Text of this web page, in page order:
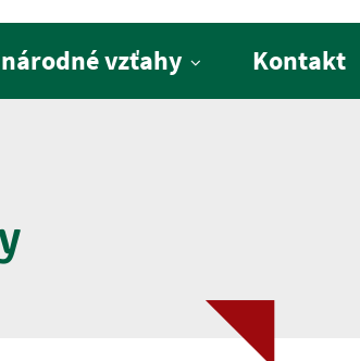
vzťahy Kontakt